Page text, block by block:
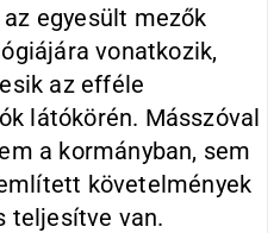
egyesült mezők
vonatkozik,
az efféle
látókörén. Másszóval
a kormányban, sem
követelmények
teljesítve van.